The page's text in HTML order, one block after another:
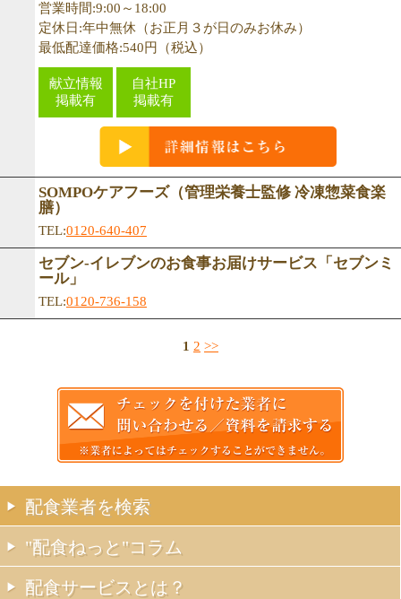
営業時間:9:00～18:00
定休日:年中無休（お正月３が日のみお休み）
最低配達価格:540円（税込）
献立情報
掲載有
自社HP
掲載有
SOMPOケアフーズ（管理栄養士監修 冷凍惣菜食楽
膳）
TEL:0120-640-407
セブン-イレブンのお食事お届けサービス「セブンミ
ール」
TEL:0120-736-158
1 2 >>
配食業者を検索
"配食ねっと"コラム
配食サービスとは？